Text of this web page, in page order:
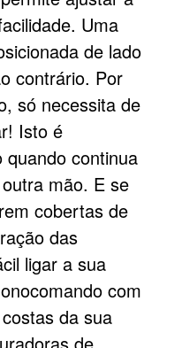
Uma
de lado
contrário. Por
só necessita de
Isto é
continua
mão. E se
cobertas de
das
ligar a sua
com
da sua
de